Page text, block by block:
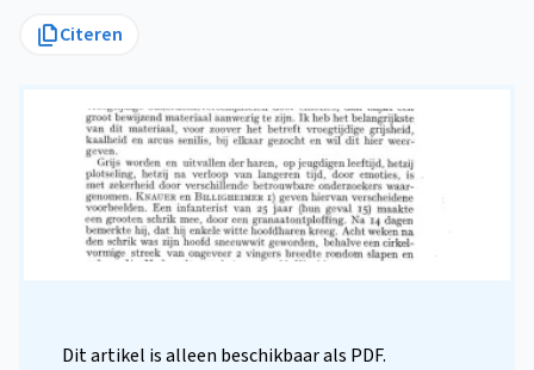
Citeren
Dit artikel is alleen beschikbaar als PDF.